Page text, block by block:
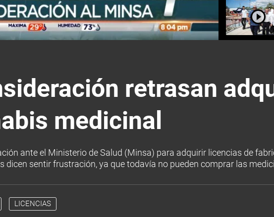
retrasan
medicinal
ante el Ministerio de Salud (Minsa) para adquirir licencias de
dicen sentir frustración, ya que todavía no pueden comprar las
LICENCIAS